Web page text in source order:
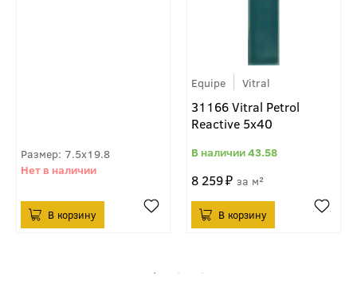
7.5x19.8
Equipe Vitral
31166 Vitral Petrol
Reactive 5х40
43.58
8 259 м²